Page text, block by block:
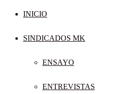
INICIO
SINDICADOS MK
ENSAYO
ENTREVISTAS